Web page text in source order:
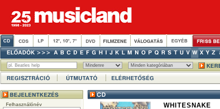
Felhasználónév
WHITESNAKE